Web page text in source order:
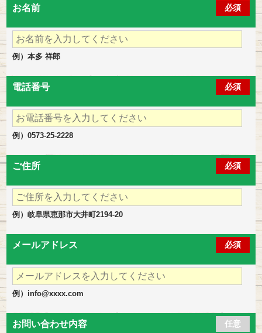
お名前 必須
例）本多 祥郎
電話番号 必須
例）0573-25-2228
ご住所 必須
例）岐阜県恵那市大井町2194-20
メールアドレス 必須
例）info@xxxx.com
お問い合わせ内容 任意